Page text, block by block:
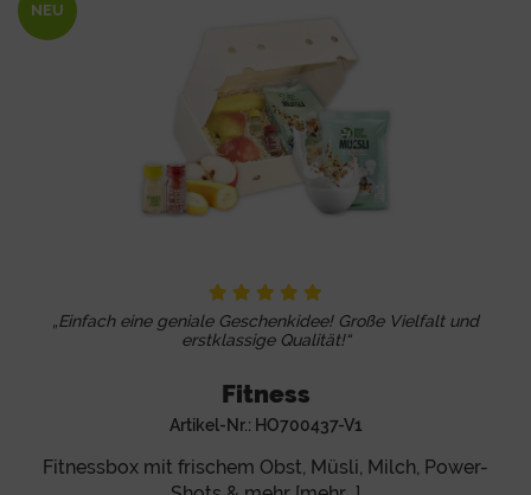
NEU
„Einfach eine geniale Geschenkidee! Große Vielfalt und
erstklassige Qualität!“
Fitness
Artikel-Nr.: HO700437-V1
Fitnessbox mit frischem Obst, Müsli, Milch, Power-